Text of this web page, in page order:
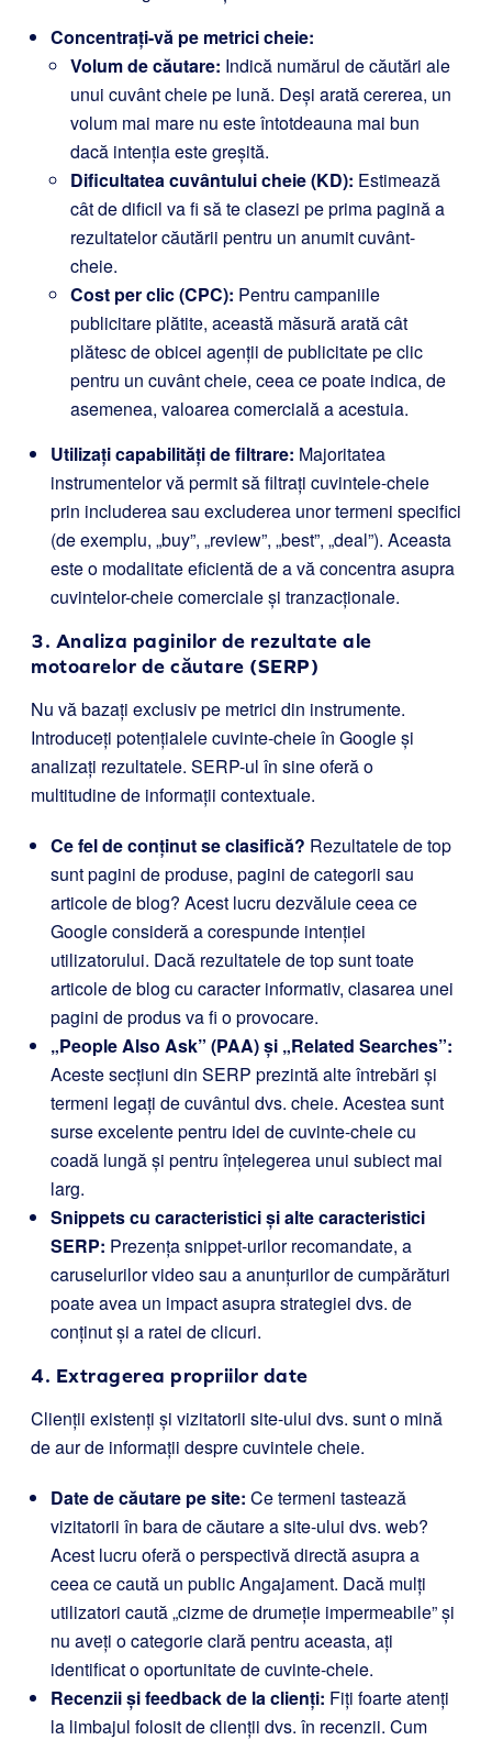
Concentrați-vă pe metrici cheie:
Volum de căutare: Indică numărul de căutări ale
unui cuvânt cheie pe lună. Deși arată cererea, un
volum mai mare nu este întotdeauna mai bun
dacă intenția este greșită.
Dificultatea cuvântului cheie (KD): Estimează
cât de dificil va fi să te clasezi pe prima pagină a
rezultatelor căutării pentru un anumit cuvânt-
cheie.
Cost per clic (CPC): Pentru campaniile
publicitare plătite, această măsură arată cât
plătesc de obicei agenții de publicitate pe clic
pentru un cuvânt cheie, ceea ce poate indica, de
asemenea, valoarea comercială a acestuia.
Utilizați capabilități de filtrare: Majoritatea
instrumentelor vă permit să filtrați cuvintele-cheie
prin includerea sau excluderea unor termeni specifici
(de exemplu, „buy”, „review”, „best”, „deal”). Aceasta
este o modalitate eficientă de a vă concentra asupra
cuvintelor-cheie comerciale și tranzacționale.
3. Analiza paginilor de rezultate ale
motoarelor de căutare (SERP)
Nu vă bazați exclusiv pe metrici din instrumente.
Introduceți potențialele cuvinte-cheie în Google și
analizați rezultatele. SERP-ul în sine oferă o
multitudine de informații contextuale.
Ce fel de conținut se clasifică? Rezultatele de top
sunt pagini de produse, pagini de categorii sau
articole de blog? Acest lucru dezvăluie ceea ce
Google consideră a corespunde intenției
utilizatorului. Dacă rezultatele de top sunt toate
articole de blog cu caracter informativ, clasarea unei
pagini de produs va fi o provocare.
„People Also Ask” (PAA) și „Related Searches”:
Aceste secțiuni din SERP prezintă alte întrebări și
termeni legați de cuvântul dvs. cheie. Acestea sunt
surse excelente pentru idei de cuvinte-cheie cu
coadă lungă și pentru înțelegerea unui subiect mai
larg.
Snippets cu caracteristici și alte caracteristici
SERP: Prezența snippet-urilor recomandate, a
caruselurilor video sau a anunțurilor de cumpărături
poate avea un impact asupra strategiei dvs. de
conținut și a ratei de clicuri.
4. Extragerea propriilor date
Clienții existenți și vizitatorii site-ului dvs. sunt o mină
de aur de informații despre cuvintele cheie.
Date de căutare pe site: Ce termeni tastează
vizitatorii în bara de căutare a site-ului dvs. web?
Acest lucru oferă o perspectivă directă asupra a
ceea ce caută un public Angajament. Dacă mulți
utilizatori caută „cizme de drumeție impermeabile” și
nu aveți o categorie clară pentru aceasta, ați
identificat o oportunitate de cuvinte-cheie.
Recenzii și feedback de la clienți: Fiți foarte atenți
la limbajul folosit de clienții dvs. în recenzii. Cum